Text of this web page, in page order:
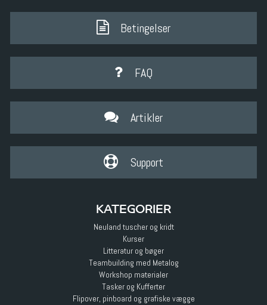
Betingelser
FAQ
Artikler
Support
KATEGORIER
Neuland tuscher og kridt
Kurser
Litteratur og bøger
Teambuilding med Metalog
Workshop materialer
Tasker og Kufferter
Flipover, pinboard og grafiske vægge